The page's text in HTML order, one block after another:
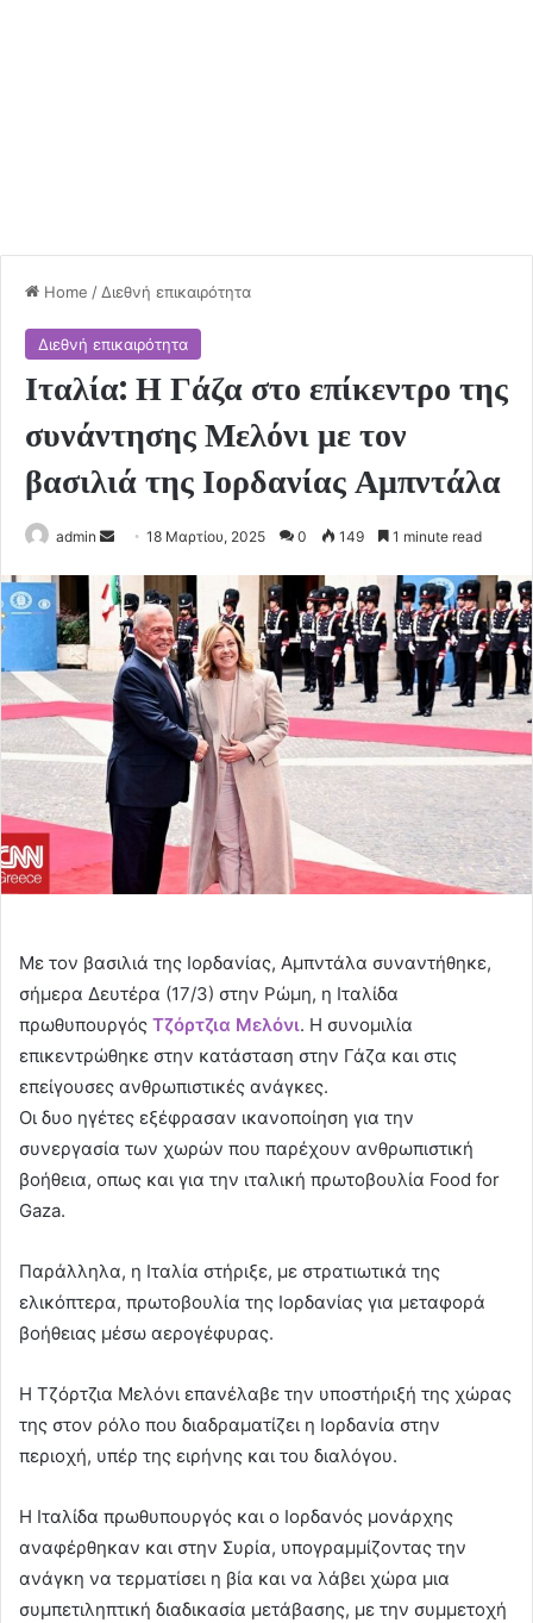
Home / Διεθνή επικαιρότητα
Διεθνή επικαιρότητα
Ιταλία: Η Γάζα στο επίκεντρο της
συνάντησης Μελόνι με τον
βασιλιά της Ιορδανίας Αμπντάλα
admin
Send
email
18 Μαρτίου, 2025 0 149 1 minute read
Με τον βασιλιά της Ιορδανίας, Αμπντάλα συναντήθηκε,
σήμερα Δευτέρα (17/3) στην Ρώμη, η Ιταλίδα
πρωθυπουργός Τζόρτζια Μελόνι. Η συνομιλία
επικεντρώθηκε στην κατάσταση στην Γάζα και στις
επείγουσες ανθρωπιστικές ανάγκες.
Οι δυο ηγέτες εξέφρασαν ικανοποίηση για την
συνεργασία των χωρών που παρέχουν ανθρωπιστική
βοήθεια, οπως και για την ιταλική πρωτοβουλία Food for
Gaza.
Παράλληλα, η Ιταλία στήριξε, με στρατιωτικά της
ελικόπτερα, πρωτοβουλία της Ιορδανίας για μεταφορά
βοήθειας μέσω αερογέφυρας.
Η Τζόρτζια Μελόνι επανέλαβε την υποστήριξή της χώρας
της στον ρόλο που διαδραματίζει η Ιορδανία στην
περιοχή, υπέρ της ειρήνης και του διαλόγου.
Η Ιταλίδα πρωθυπουργός και ο Ιορδανός μονάρχης
αναφέρθηκαν και στην Συρία, υπογραμμίζοντας την
ανάγκη να τερματίσει η βία και να λάβει χώρα μια
συμπετιληπτική διαδικασία μετάβασης, με την συμμετοχή